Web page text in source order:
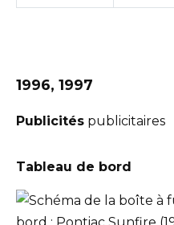
1996, 1997
Publicités publicitaires
Tableau de bord